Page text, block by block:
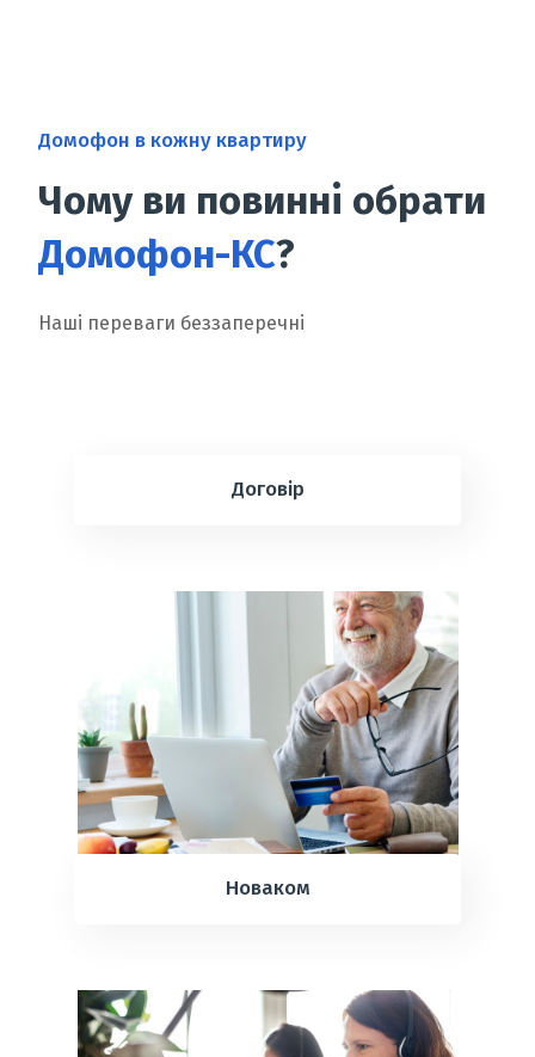
Домофон в кожну квартиру
Чому ви повинні обрати
Домофон-КС?
Наші переваги беззаперечні
Договір
Новаком